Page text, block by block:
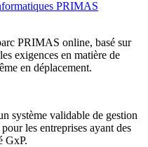
PRIMAS
PRIMAS online, basé sur
exigences en matière de
en déplacement.
système validable de gestion
les entreprises ayant des
GxP.